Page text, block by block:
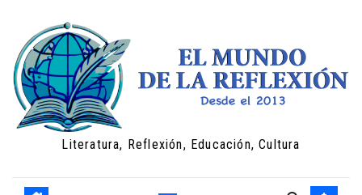
contenido
Literatura, Reflexión, Educación, Cultura